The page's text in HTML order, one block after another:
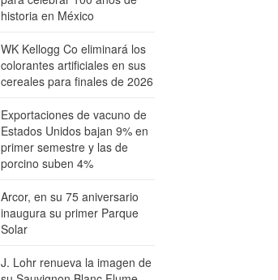
historia en México
WK Kellogg Co eliminará los
colorantes artificiales en sus
cereales para finales de 2026
Exportaciones de vacuno de
Estados Unidos bajan 9% en
primer semestre y las de
porcino suben 4%
Arcor, en su 75 aniversario
inaugura su primer Parque
Solar
J. Lohr renueva la imagen de